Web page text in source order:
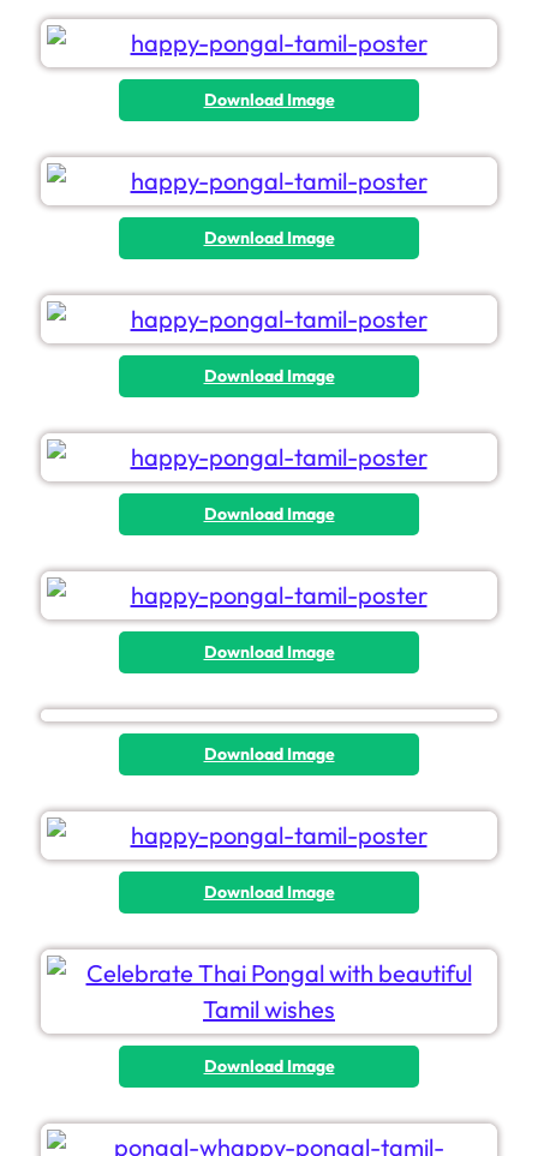
Download Image
Download Image
Download Image
Download Image
Download Image
Download Image
Download Image
Download Image